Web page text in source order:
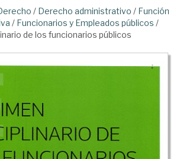
/ Derecho administrativo / Función
/ Funcionarios y Empleados públicos /
de los funcionarios públicos